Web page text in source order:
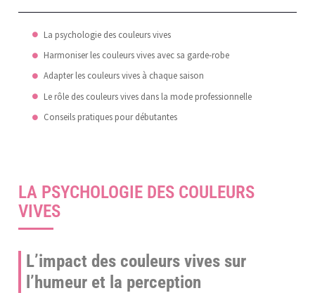
La psychologie des couleurs vives
Harmoniser les couleurs vives avec sa garde-robe
Adapter les couleurs vives à chaque saison
Le rôle des couleurs vives dans la mode professionnelle
Conseils pratiques pour débutantes
LA PSYCHOLOGIE DES COULEURS
VIVES
L’impact des couleurs vives sur
l’humeur et la perception